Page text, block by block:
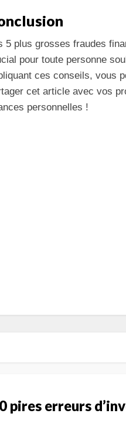
5 plus grosses fraudes
pour toute personne
ces conseils, vous
cet article avec vos
personnelles !
pires erreurs